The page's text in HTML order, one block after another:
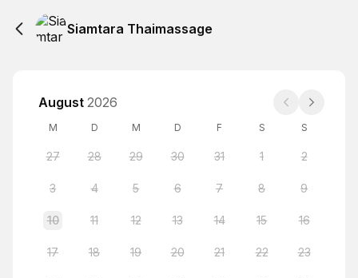
Siamtara Thaimassage
August 2026
M D M D F S S
27 28 29 30 31 1 2
3 4 5 6 7 8 9
10 11 12 13 14 15 16
17 18 19 20 21 22 23